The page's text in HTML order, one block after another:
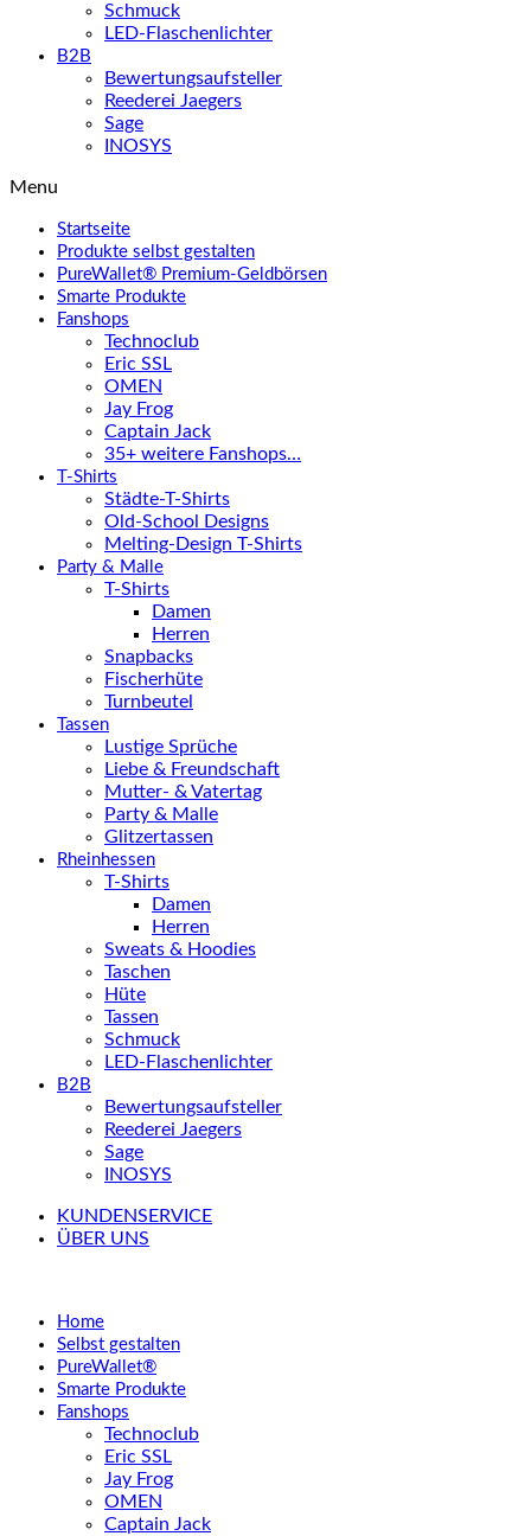
Schmuck
LED-Flaschenlichter
B2B
Bewertungsaufsteller
Reederei Jaegers
Sage
INOSYS
Menu
Startseite
Produkte selbst gestalten
PureWallet® Premium-Geldbörsen
Smarte Produkte
Fanshops
Technoclub
Eric SSL
OMEN
Jay Frog
Captain Jack
35+ weitere Fanshops…
T-Shirts
Städte-T-Shirts
Old-School Designs
Melting-Design T-Shirts
Party & Malle
T-Shirts
Damen
Herren
Snapbacks
Fischerhüte
Turnbeutel
Tassen
Lustige Sprüche
Liebe & Freundschaft
Mutter- & Vatertag
Party & Malle
Glitzertassen
Rheinhessen
T-Shirts
Damen
Herren
Sweats & Hoodies
Taschen
Hüte
Tassen
Schmuck
LED-Flaschenlichter
B2B
Bewertungsaufsteller
Reederei Jaegers
Sage
INOSYS
KUNDENSERVICE
ÜBER UNS
Home
Selbst gestalten
PureWallet®
Smarte Produkte
Fanshops
Technoclub
Eric SSL
Jay Frog
OMEN
Captain Jack